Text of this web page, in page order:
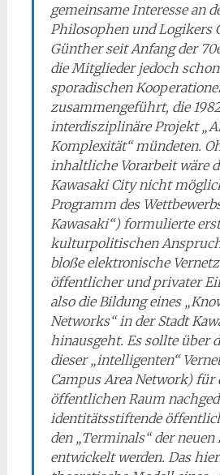
gemeinsame Interesse an
Philosophen und Logikers
Günther seit Anfang der
die Mitglieder jedoch
sporadischen
zusammengeführt, die
interdisziplinäre Projekt
Komplexität“ mündeten.
inhaltliche Vorarbeit wäre
Kawasaki City nicht
Programm des
Kawasaki“) formulierte
kulturpolitischen
bloße elektronische
öffentlicher und privater
also die Bildung eines
Networks“ in der Stadt
hinausgeht. Es sollte über
dieser „intelligenten“
Campus Area Network) für
öffentlichen Raum
identitätsstiftende
den „Terminals“ der neuen
entwickelt werden. Das